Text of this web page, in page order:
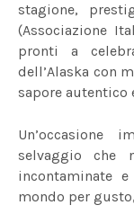
stagione,
(Associazione
pronti a
dell’Alaska con
sapore
Un’occasione
selvaggio che
incontaminate
mondo per